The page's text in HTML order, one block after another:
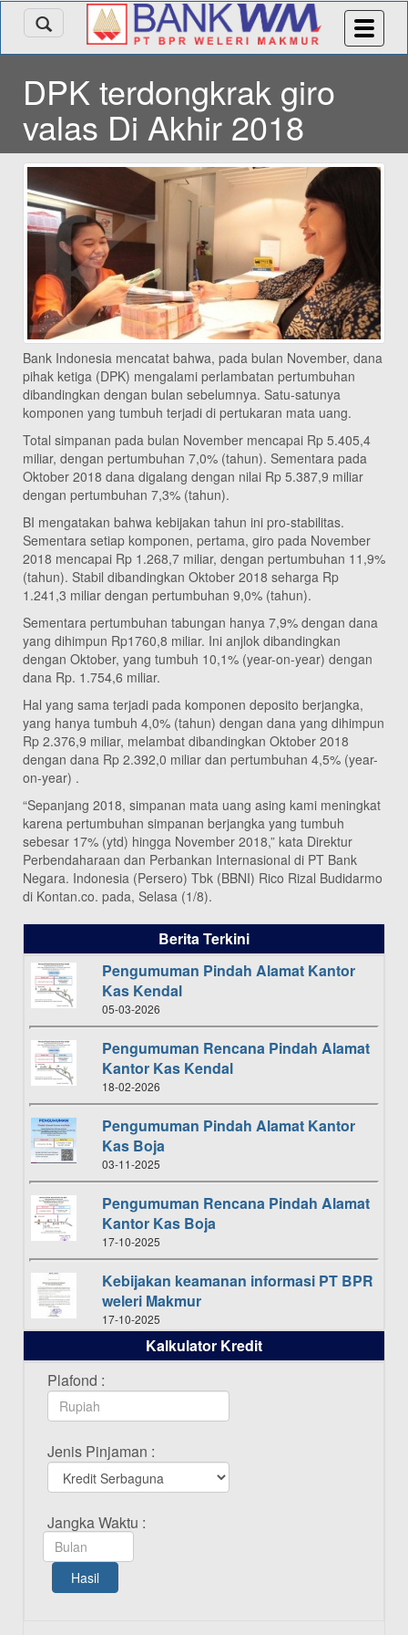
DPK terdongkrak giro
valas Di Akhir 2018
Bank Indonesia mencatat bahwa, pada bulan November, dana
pihak ketiga (DPK) mengalami perlambatan pertumbuhan
dibandingkan dengan bulan sebelumnya. Satu-satunya
komponen yang tumbuh terjadi di pertukaran mata uang.
Total simpanan pada bulan November mencapai Rp 5.405,4
miliar, dengan pertumbuhan 7,0% (tahun). Sementara pada
Oktober 2018 dana digalang dengan nilai Rp 5.387,9 miliar
dengan pertumbuhan 7,3% (tahun).
BI mengatakan bahwa kebijakan tahun ini pro-stabilitas.
Sementara setiap komponen, pertama, giro pada November
2018 mencapai Rp 1.268,7 miliar, dengan pertumbuhan 11,9%
(tahun). Stabil dibandingkan Oktober 2018 seharga Rp
1.241,3 miliar dengan pertumbuhan 9,0% (tahun).
Sementara pertumbuhan tabungan hanya 7,9% dengan dana
yang dihimpun Rp1760,8 miliar. Ini anjlok dibandingkan
dengan Oktober, yang tumbuh 10,1% (year-on-year) dengan
dana Rp. 1.754,6 miliar.
Hal yang sama terjadi pada komponen deposito berjangka,
yang hanya tumbuh 4,0% (tahun) dengan dana yang dihimpun
Rp 2.376,9 miliar, melambat dibandingkan Oktober 2018
dengan dana Rp 2.392,0 miliar dan pertumbuhan 4,5% (year-
on-year) .
“Sepanjang 2018, simpanan mata uang asing kami meningkat
karena pertumbuhan simpanan berjangka yang tumbuh
sebesar 17% (ytd) hingga November 2018,” kata Direktur
Perbendaharaan dan Perbankan Internasional di PT Bank
Negara. Indonesia (Persero) Tbk (BBNI) Rico Rizal Budidarmo
di Kontan.co. pada, Selasa (1/8).
Berita Terkini
Pengumuman Pindah Alamat Kantor
Kas Kendal
05-03-2026
Pengumuman Rencana Pindah Alamat
Kantor Kas Kendal
18-02-2026
Pengumuman Pindah Alamat Kantor
Kas Boja
03-11-2025
Pengumuman Rencana Pindah Alamat
Kantor Kas Boja
17-10-2025
Kebijakan keamanan informasi PT BPR
weleri Makmur
17-10-2025
Daftar Pemenang Undian TAMASHA
Bulan Oktober 2025
16-10-2025
Bulan September 2025
20-09-2025
Daftar Pemenang Undian TAMASHA
Bulan Agustus 2025
Pengumuman Tutup Kantor Kantor
Kalkulator Kredit
Plafond :
Jenis Pinjaman :
Jangka Waktu :
Hasil